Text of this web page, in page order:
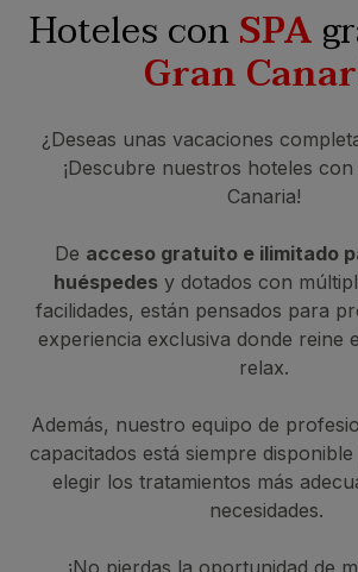
Hoteles conSPA
Gran
¿Deseas unas vacaciones
¡Descubre nuestros hoteles
Canaria!
De acceso gratuito e ilimitado
huéspedes y dotados con
facilidades, están pensados para
experiencia exclusiva donde reine
relax.
Además, nuestro equipo de
capacitados está siempre
elegir los tratamientos más
necesidades.